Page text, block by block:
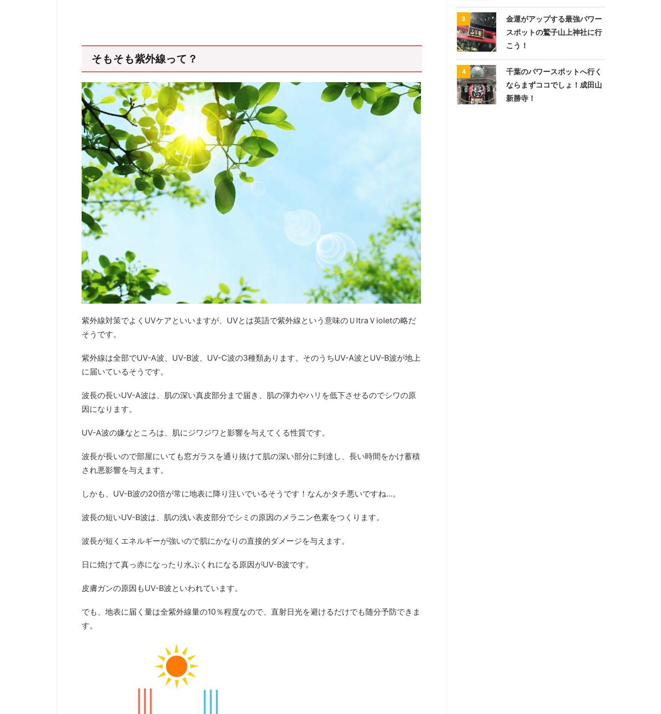
そもそも紫外線って？
紫外線対策でよくUVケアといいますが、UVとは英語で紫外線という意味のＵltraＶioletの略だ
そうです。
紫外線は全部でUV-A波、UV-B波、UV-C波の3種類あります。そのうちUV-A波とUV-B波が地上
に届いているそうです。
波長の長いUV-A波は、肌の深い真皮部分まで届き、肌の弾力やハリを低下させるのでシワの原
因になります。
UV-A波の嫌なところは、肌にジワジワと影響を与えてくる性質です。
波長が長いので部屋にいても窓ガラスを通り抜けて肌の深い部分に到達し、長い時間をかけ蓄積
され悪影響を与えます。
しかも、UV-B波の20倍が常に地表に降り注いでいるそうです！なんかタチ悪いですね…。
波長の短いUV-B波は、肌の浅い表皮部分でシミの原因のメラニン色素をつくります。
波長が短くエネルギーが強いので肌にかなりの直接的ダメージを与えます。
日に焼けて真っ赤になったり水ぶくれになる原因がUV-B波です。
皮膚ガンの原因もUV-B波といわれています。
でも、地表に届く量は全紫外線量の10％程度なので、直射日光を避けるだけでも随分予防できま
す。
3
金運がアップする最強パワー
スポットの鷲子山上神社に行
こう！
4
千葉のパワースポットへ行く
ならまずココでしょ！成田山
新勝寺！